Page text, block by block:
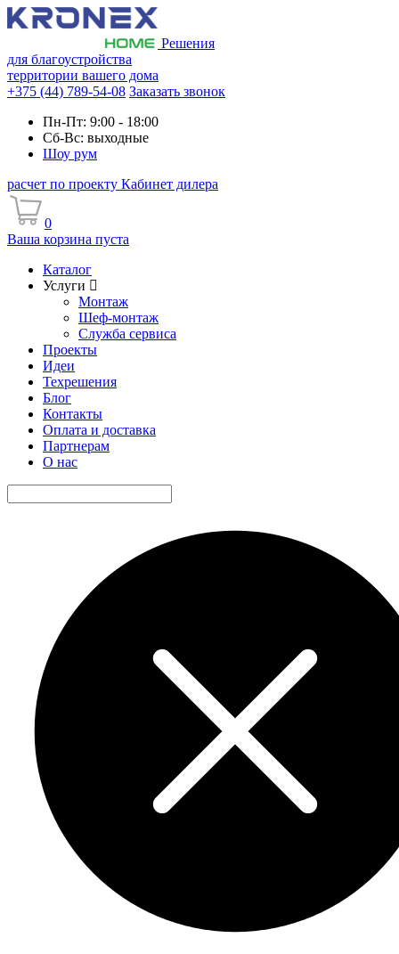
Решения
для благоустройства
территории вашего дома
+375 (44) 789-54-08 Заказать звонок
Пн-Пт: 9:00 - 18:00
Сб-Вс: выходные
Шоу рум
расчет по проекту Кабинет дилера
0
Ваша корзина пуста
Каталог
Услуги
Монтаж
Шеф-монтаж
Служба сервиса
Проекты
Идеи
Техрешения
Блог
Контакты
Оплата и доставка
Партнерам
О нас